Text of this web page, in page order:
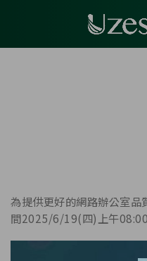
為提供更好的網路辦公室品
間2025/6/19(四)上午